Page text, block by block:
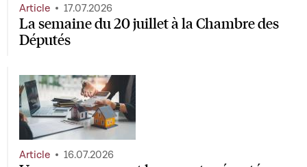
La semaine du 20 juillet à la Chambre des
Députés
Article 17.07.2026
Article 16.07.2026